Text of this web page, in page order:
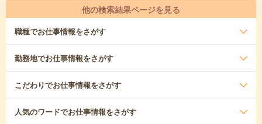
他の検索結果ページを見る
職種でお仕事情報をさがす
勤務地でお仕事情報をさがす
こだわりでお仕事情報をさがす
人気のワードでお仕事情報をさがす